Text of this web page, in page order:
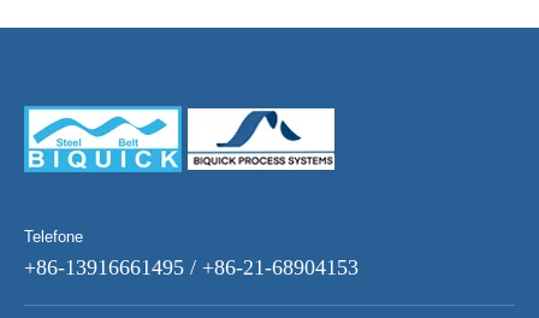
Telefone
+86-13916661495 / +86-21-68904153